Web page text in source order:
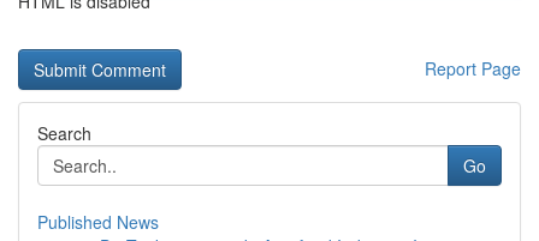
Report Page
Search
Go
Published News